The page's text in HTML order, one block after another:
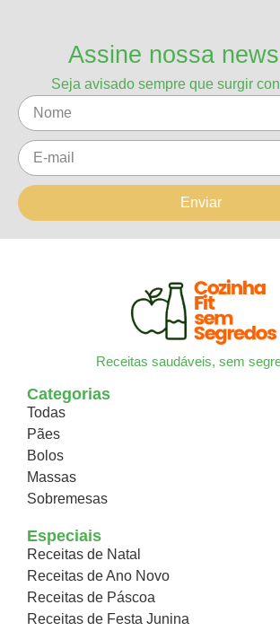
Assine nossa
Seja avisado sempre que surgir
Enviar
Receitas saudáveis, sem
Categorias
Todas
Pães
Bolos
Massas
Sobremesas
Especiais
Receitas de Natal
Receitas de Ano Novo
Receitas de Páscoa
Receitas de Festa Junina